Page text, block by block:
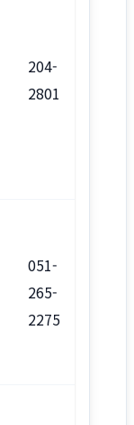
204-
2801
051-
265-
2275